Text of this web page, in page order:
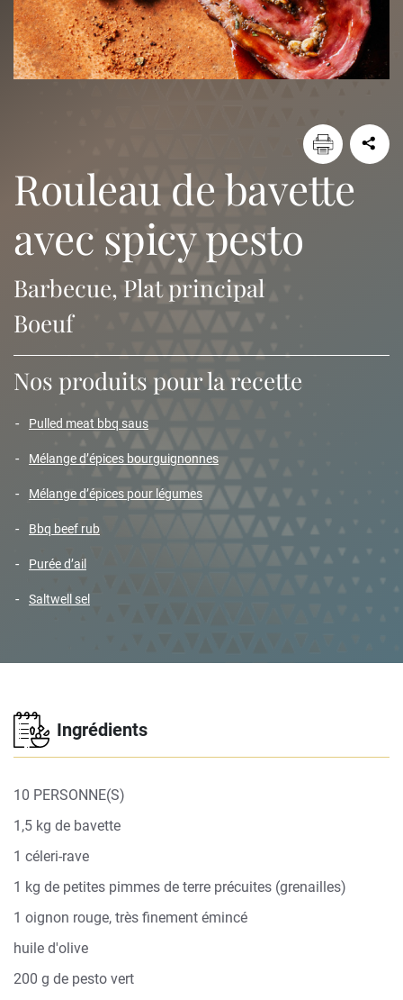
rouleau de bavette
avec spicy pesto
Barbecue, Plat principal
Boeuf
Nos produits pour la recette
pulled meat bbq saus
mélange d’épices bourguignonnes
mélange d’épices pour légumes
bbq beef rub
purée d’ail
saltwell sel
Ingrédients
10 PERSONNE(S)
1,5 kg de bavette
1 céleri-rave
1 kg de petites pimmes de terre précuites (grenailles)
1 oignon rouge, très finement émincé
huile d'olive
200 g de pesto vert